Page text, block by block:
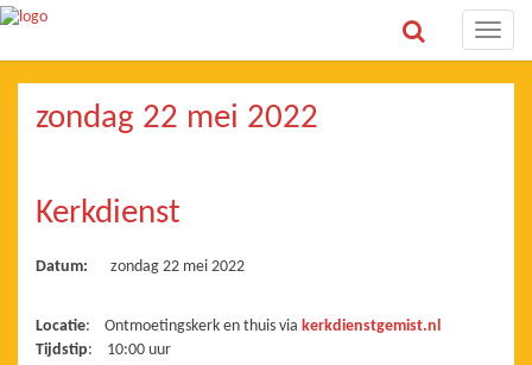
Toggle
zondag 22 mei 2022
Kerkdienst
Datum: zondag 22 mei 2022
Locatie: Ontmoetingskerk en thuis via kerkdienstgemist.nl
Tijdstip: 10:00 uur